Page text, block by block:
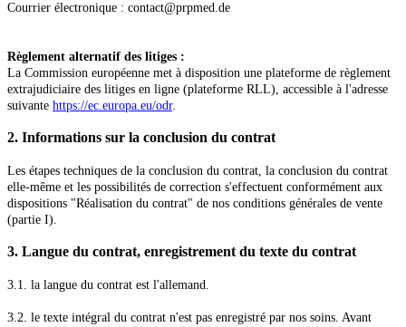
Courrier électronique : contact@prpmed.de
Règlement alternatif des litiges :
La Commission européenne met à disposition une plateforme de règlement
extrajudiciaire des litiges en ligne (plateforme RLL), accessible à l'adresse
suivante https://ec.europa.eu/odr.
2. Informations sur la conclusion du contrat
Les étapes techniques de la conclusion du contrat, la conclusion du contrat
elle-même et les possibilités de correction s'effectuent conformément aux
dispositions "Réalisation du contrat" de nos conditions générales de vente
(partie I).
3. Langue du contrat, enregistrement du texte du contrat
3.1. la langue du contrat est l'allemand.
3.2. le texte intégral du contrat n'est pas enregistré par nos soins. Avant